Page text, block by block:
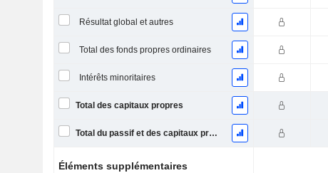
Résultat global et autres
Total des fonds propres ordinaires
Intérêts minoritaires
Total des capitaux propres
Total du passif et des capitaux propres
Éléments supplémentaires